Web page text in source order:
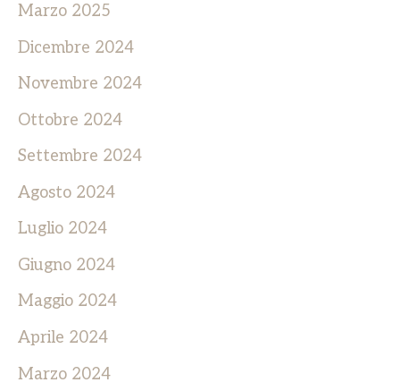
Marzo 2025
Dicembre 2024
Novembre 2024
Ottobre 2024
Settembre 2024
Agosto 2024
Luglio 2024
Giugno 2024
Maggio 2024
Aprile 2024
Marzo 2024